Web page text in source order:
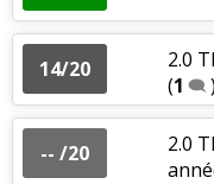
14/20
2.0
(1 )
-- /20
2.0